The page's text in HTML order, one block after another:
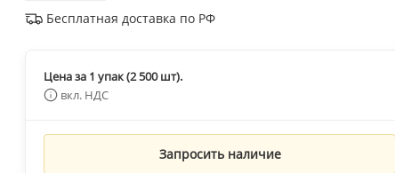
Бесплатная доставка по РФ
Цена за 1 упак (2 500 шт).
вкл. НДС
Запросить наличие